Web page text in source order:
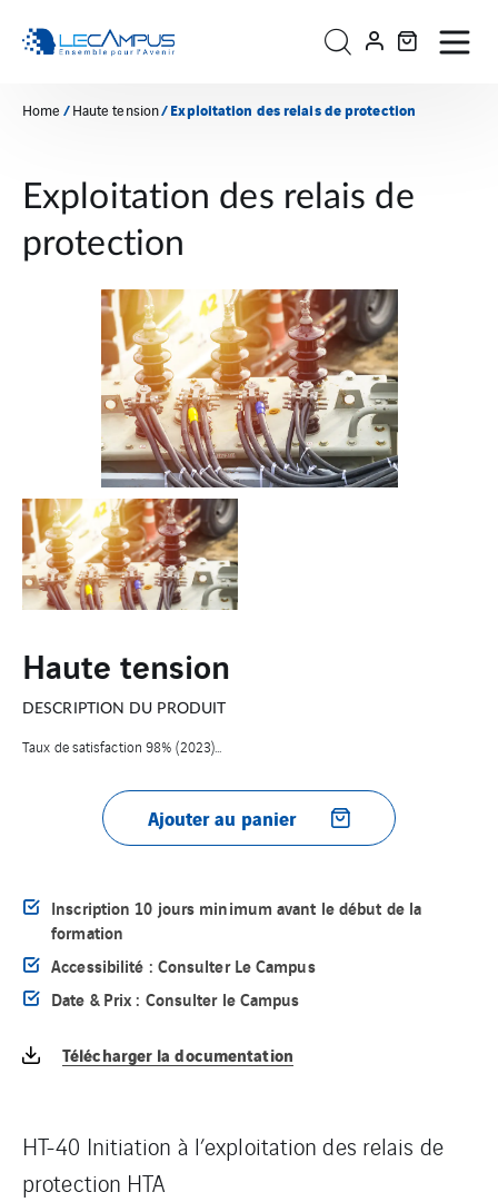
Home /Haute tension/ Exploitation des relais de protection
Exploitation des relais de
protection
Haute tension
DESCRIPTION DU PRODUIT
Taux de satisfaction 98% (2023)...
Ajouter au panier
Inscription 10 jours minimum avant le début de la
formation
Accessibilité : Consulter Le Campus
Date & Prix : Consulter le Campus
Télécharger la documentation
HT-40 Initiation à l’exploitation des relais de
protection HTA